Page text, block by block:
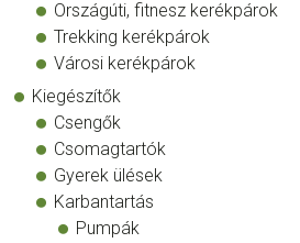
Országúti, fitnesz kerékpárok
Trekking kerékpárok
Városi kerékpárok
Kiegészítők
Csengők
Csomagtartók
Gyerek ülések
Karbantartás
Pumpák